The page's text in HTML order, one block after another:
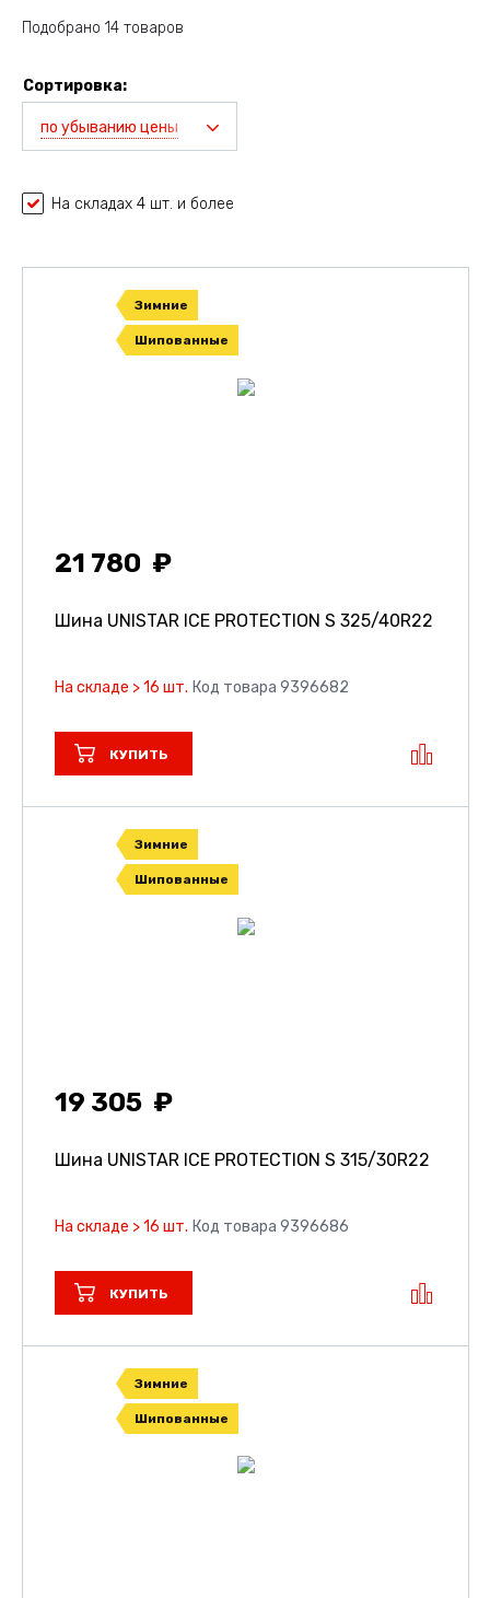
Подобрано 14 товаров
Сортировка:
по убыванию цены
На складах 4 шт. и более
Зимние
Шипованные
21 780
Шина UNISTAR ICE PROTECTION S 325/40R22
На складе > 16 шт. Код товара 9396682
КУПИТЬ
Зимние
Шипованные
19 305
Шина UNISTAR ICE PROTECTION S 315/30R22
На складе > 16 шт. Код товара 9396686
КУПИТЬ
Зимние
Шипованные